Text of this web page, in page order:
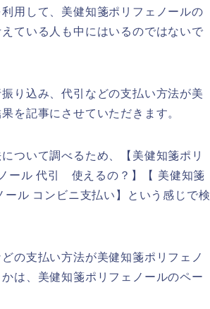
用して、美健知箋ポリフェノールの
ている人も中にはいるのではないで
り込み、代引などの支払い方法が美
を記事にさせていただきます。
ついて調べるため、【美健知箋ポリ
ール 代引 使えるの？】【 美健知箋
ル コンビニ支払い】という感じで検
の支払い方法が美健知箋ポリフェノ
は、美健知箋ポリフェノールのペー